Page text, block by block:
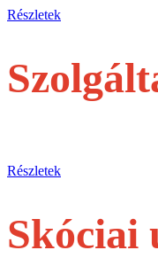
Részletek
Részletek
Skóciai